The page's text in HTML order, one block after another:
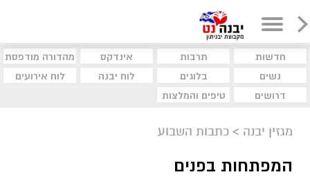
חדשות תרבות אינדקס
מהדורה מודפסת
נשים
בלוגים לוח יבנה
לוח אירועים
דרושים
טיפים והמלצות
מגזין יבנה > כתבות השבוע
המפתחות בפנים